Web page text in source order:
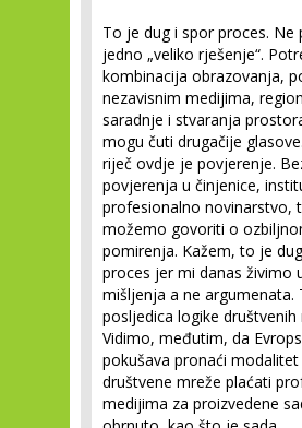
To je dug i spor proces. Ne
jedno „veliko rješenje“.
kombinacija obrazovanja,
nezavisnim medijima,
saradnje i stvaranja
mogu čuti drugačije
riječ ovdje je povjerenje.
povjerenja u činjenice,
profesionalno novinarstvo,
možemo govoriti o
pomirenja. Kažem, to je
proces jer mi danas živimo
mišljenja a ne argumenata.
posljedica logike društvenih
Vidimo, međutim, da
pokušava pronaći
društvene mreže plaćati
medijima za proizvedene